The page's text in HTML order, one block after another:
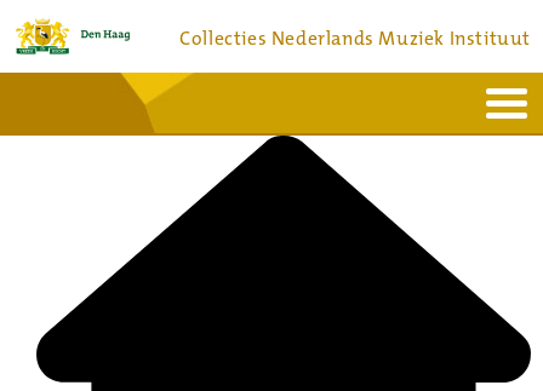
Collecties Nederlands Muziek Instituut
Bronnen en collecties